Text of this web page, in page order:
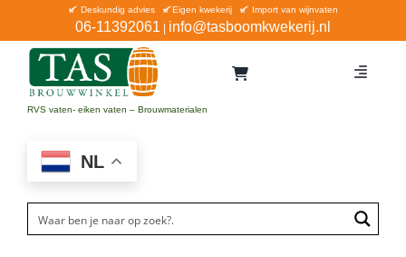
inhoud
06-11392061 info@tasboomkwekerij.nl
Deskundig advies Eigen kwekerij Import van wijnvaten
Toggle
Home
Catalogus
Aanbiedingen
RVS vaten- eiken vaten – Brouwmaterialen
NL